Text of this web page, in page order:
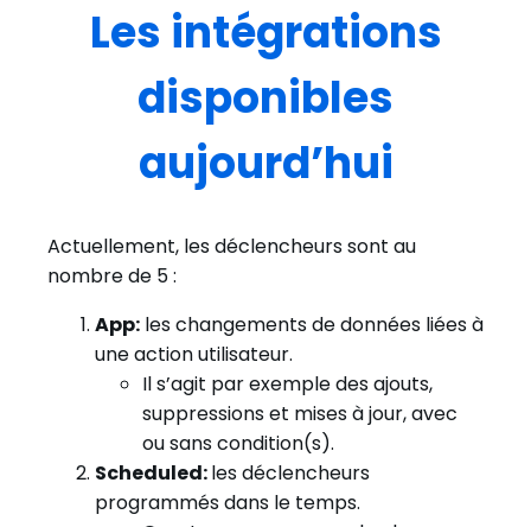
Les intégrations
disponibles
aujourd’hui
Actuellement, les déclencheurs sont au
nombre de 5 :
App: les changements de données liées à
une action utilisateur.
Il s’agit par exemple des ajouts,
suppressions et mises à jour, avec
ou sans condition(s).
Scheduled:les déclencheurs
programmés dans le temps.